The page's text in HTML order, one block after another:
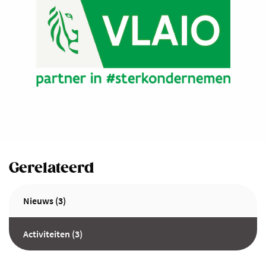
Gerelateerd
Nieuws (3)
Activiteiten (3)